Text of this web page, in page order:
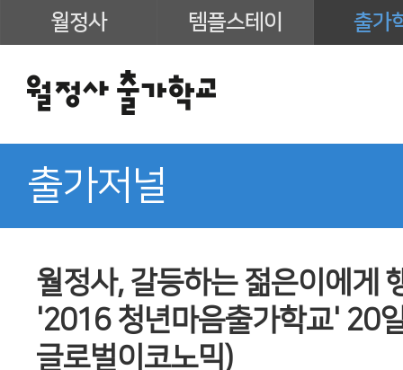
월정사 템플스테이 출가
출가저널
월정사, 갈등하는 젊은이에게
'2016 청년마음출가학교' 20
글로벌이코노믹)